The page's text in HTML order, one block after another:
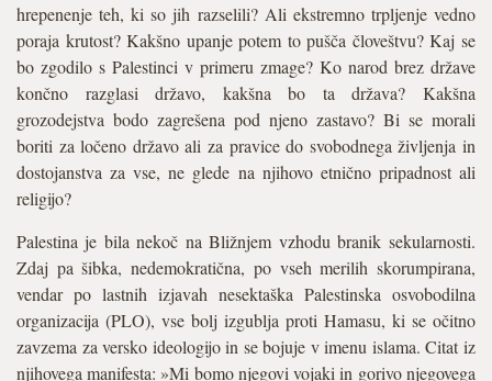
hrepenenje teh, ki so jih razselili? Ali ekstremno trpljenje vedno
poraja krutost? Kakšno upanje potem to pušča človeštvu? Kaj se
bo zgodilo s Palestinci v primeru zmage? Ko narod brez države
končno razglasi državo, kakšna bo ta država? Kakšna
grozodejstva bodo zagrešena pod njeno zastavo? Bi se morali
boriti za ločeno državo ali za pravice do svobodnega življenja in
dostojanstva za vse, ne glede na njihovo etnično pripadnost ali
religijo?
Palestina je bila nekoč na Bližnjem vzhodu branik sekularnosti.
Zdaj pa šibka, nedemokratična, po vseh merilih skorumpirana,
vendar po lastnih izjavah nesektaška Palestinska osvobodilna
organizacija (PLO), vse bolj izgublja proti Hamasu, ki se očitno
zavzema za versko ideologijo in se bojuje v imenu islama. Citat iz
njihovega manifesta: »Mi bomo njegovi vojaki in gorivo njegovega